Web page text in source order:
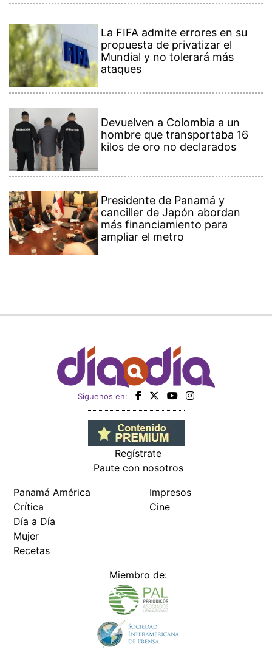
La FIFA admite errores en su
propuesta de privatizar el
Mundial y no tolerará más
ataques
Devuelven a Colombia a un
hombre que transportaba 16
kilos de oro no declarados
Presidente de Panamá y
canciller de Japón abordan
más financiamiento para
ampliar el metro
Siguenos en:
Regístrate
Paute con nosotros
Panamá América
Crítica
Día a Día
Mujer
Recetas
Impresos
Cine
Miembro de: